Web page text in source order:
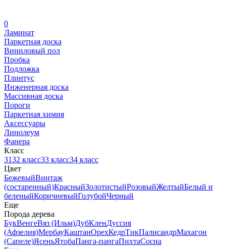
0
Ламинат
Паркетная доска
Виниловый пол
Пробка
Подложка
Плинтус
Инженерная доска
Массивная доска
Пороги
Паркетная химия
Аксессуары
Линолеум
Фанера
Класс
3132 класс33 класс34 класс
Цвет
БежевыйВинтаж
(состаренный)КрасныйЗолотистыйРозовыйЖелтыйБелый и
беленыйКоричневыйГолубойЧерный
Еще
Порода дерева
БукВенгеВяз (Ильм)ДубКленДуссия
(Афзелия)МербауКаштанОрехКедрТикПалисандрМахагон
(Сапеле)ЯсеньЯтобаПанга-пангаПихтаСосна